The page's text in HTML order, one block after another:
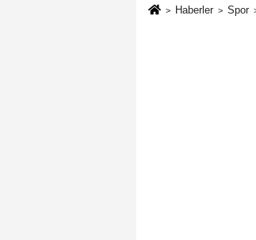
Haberler Spor